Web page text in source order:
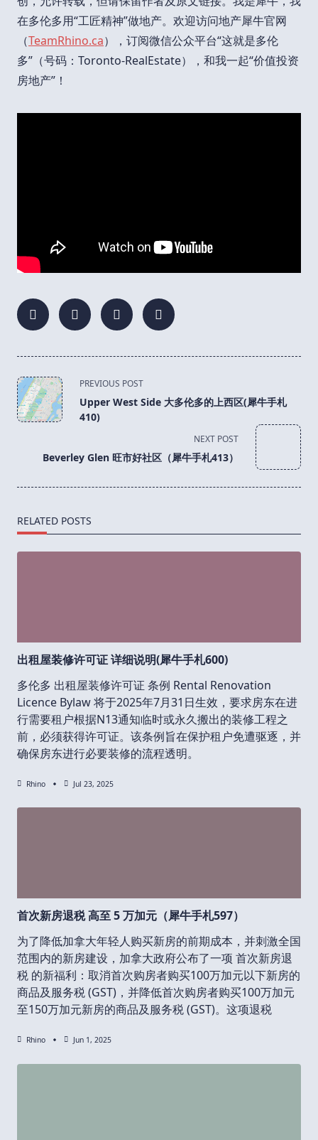
在多伦多用“工匠精神”做地产。欢迎访问地产犀牛官网
（TeamRhino.ca），订阅微信公众平台“这就是多伦
多”（号码：Toronto-RealEstate），和我一起“价值投资
房地产”！
<span
class="nav-
subtitle
text">Page</span>
PREVIOUS POST
Upper West Side 大多伦多的上西区(犀牛手札
410)
NEXT POST
Beverley Glen 旺市好社区（犀牛手札413）
RELATED POSTS
出租屋装修许可证 详细说明(犀牛手札600)
多伦多 出租屋装修许可证 条例 Rental Renovation
Licence Bylaw 将于2025年7月31日生效，要求房东在进
行需要租户根据N13通知临时或永久搬出的装修工程之
前，必须获得许可证。该条例旨在保护租户免遭驱逐，并
确保房东进行必要装修的流程透明。
Rhino Jul 23, 2025
首次新房退税 高至 5 万加元（犀牛手札597）
为了降低加拿大年轻人购买新房的前期成本，并刺激全国
范围内的新房建设，加拿大政府公布了一项 首次新房退
税 的新福利：取消首次购房者购买100万加元以下新房的
商品及服务税 (GST)，并降低首次购房者购买100万加元
至150万加元新房的商品及服务税 (GST)。这项退税
Rhino Jun 1, 2025